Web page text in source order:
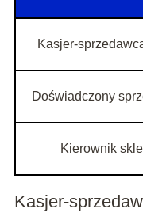
Kasjer-
Doświadczony
Kierownik
Kasjer-